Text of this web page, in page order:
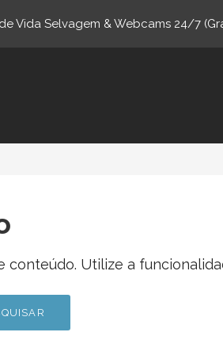
conteúdo. Utilize a
Vida Selvagem & Webcams 24/7